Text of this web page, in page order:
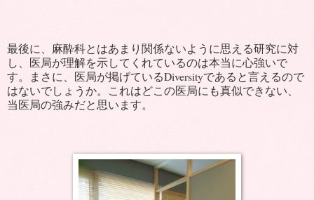
最後に、麻酔科とはあまり関係ないように思える研究に対
し、医局が理解を示してくれているのは本当に心強いで
す。まさに、医局が掲げているDiversityであると言えるので
はないでしょうか。これはどこの医局にも真似できない、
当医局の強みだと思います。